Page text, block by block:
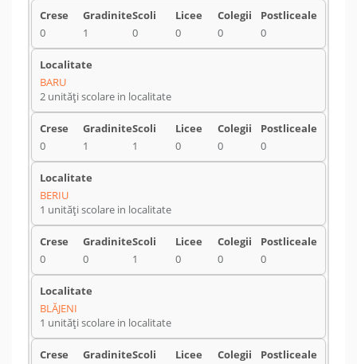
0 1 0 0 0 0
BARU
2 unități scolare in localitate
0 1 1 0 0 0
BERIU
1 unități scolare in localitate
0 0 1 0 0 0
BLĂJENI
1 unități scolare in localitate